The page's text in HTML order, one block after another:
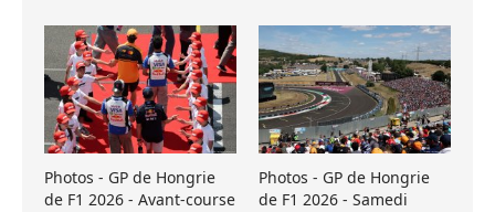
Photos - GP de Hongrie
de F1 2026 - Avant-course
Photos - GP de Hongrie
de F1 2026 - Samedi